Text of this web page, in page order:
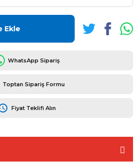
Ekle
WhatsApp Sipariş
Toptan Sipariş Formu
Fiyat Teklifi Alın